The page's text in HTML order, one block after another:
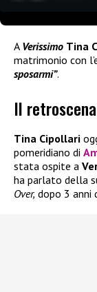
A Verissimo Tina
matrimonio con
sposarmi”.
Il
Tina Cipollari
pomeridiano di
stata ospite a
ha parlato della
Over, dopo 3 anni